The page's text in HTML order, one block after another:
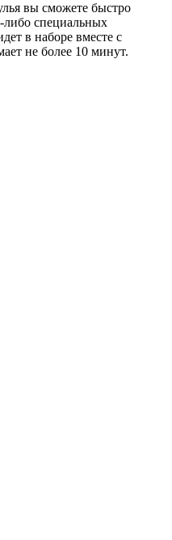
вы сможете быстро
либо специальных
в наборе вместе с
не более 10 минут.